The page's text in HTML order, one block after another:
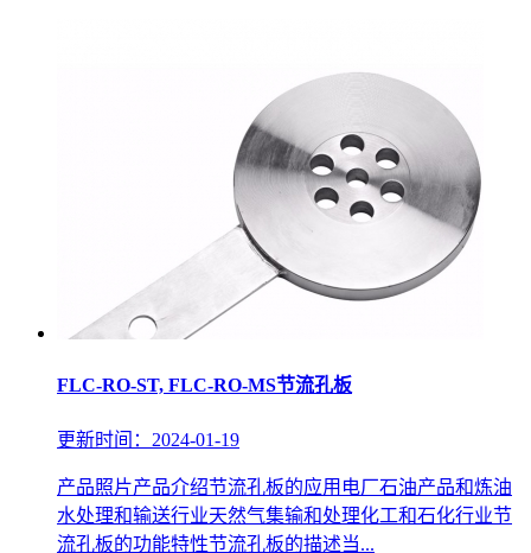
FLC-RO-ST, FLC-RO-MS节流孔板
更新时间：2024-01-19
产品照片产品介绍节流孔板的应用电厂石油产品和炼油
水处理和输送行业天然气集输和处理化工和石化行业节
流孔板的功能特性节流孔板的描述当...